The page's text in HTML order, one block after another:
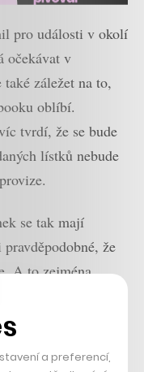
pro události v okolí
očekávat v
záležet na to,
oblíbí.
tvrdí, že se bude
lístků nebude
se tak mají
že
A to zejména
kulturních akcí
s předstihem,
a preferencí,